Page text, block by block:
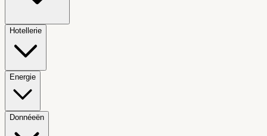
Hotellerie
Energie
Donnéeën